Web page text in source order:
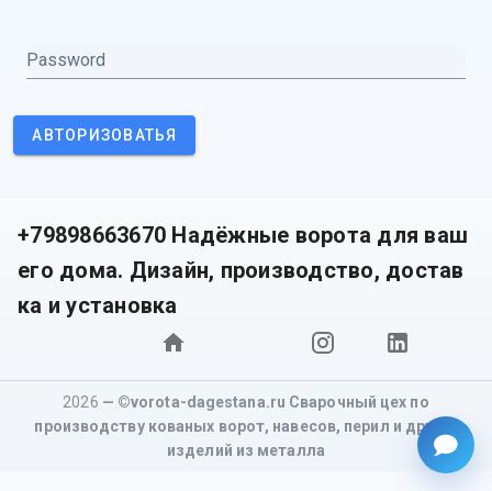
Password
АВТОРИЗОВАТЬЯ
+79898663670 Надёжные ворота для ваш
его дома. Дизайн, производство, достав
ка и установка
2026 — ©vorota-dagestana.ru Сварочный цех по
производству кованых ворот, навесов, перил и других
изделий из металла